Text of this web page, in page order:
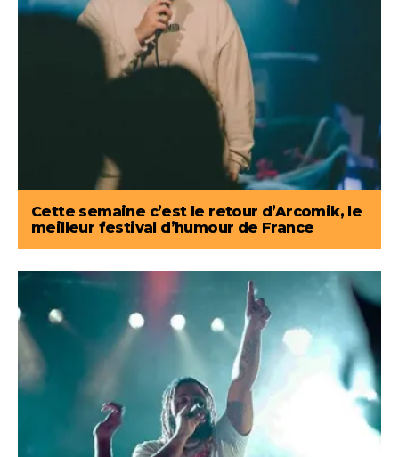
Cette semaine c’est le retour d’Arcomik, le
meilleur festival d’humour de France